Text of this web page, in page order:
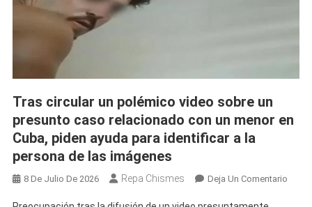
Incidente
Con
Tras circular un polémico video sobre un
presunto caso relacionado con un menor en
Cuba, piden ayuda para identificar a la
persona de las imágenes
8 De Julio De 2026 Repa Chismes Deja Un ComentarioEn